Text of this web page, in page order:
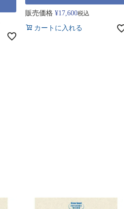
販売価格 ¥17,600税込
カートに入れる